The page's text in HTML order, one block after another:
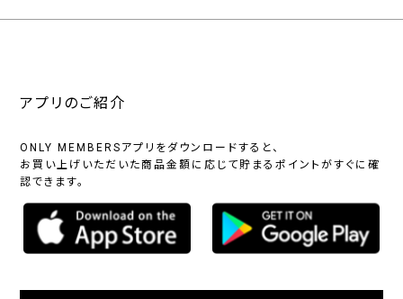
アプリのご紹介
ONLY MEMBERSアプリをダウンロードすると、
お買い上げいただいた商品金額に応じて貯まるポイントがすぐに確
認できます。